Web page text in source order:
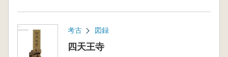
考古 図録
四天王寺